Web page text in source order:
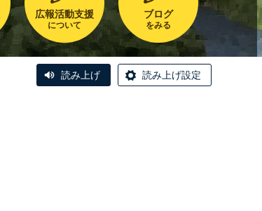
広報活動支援
について
ブログ
をみる
読み上げ 読み上げ設定